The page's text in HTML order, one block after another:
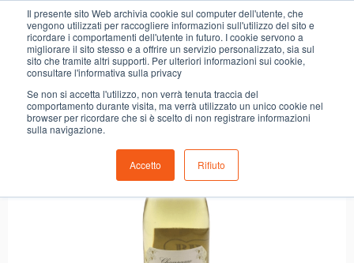
Il presente sito Web archivia cookie sul computer dell'utente, che
vengono utilizzati per raccogliere informazioni sull'utilizzo del sito e
ricordare i comportamenti dell'utente in futuro. I cookie servono a
migliorare il sito stesso e a offrire un servizio personalizzato, sia sul
sito che tramite altri supporti. Per ulteriori informazioni sui cookie,
consultare l'informativa sulla privacy
Se non si accetta l'utilizzo, non verrà tenuta traccia del
comportamento durante visita, ma verrà utilizzato un unico cookie nel
browser per ricordare che si è scelto di non registrare informazioni
sulla navigazione.
Accetto Rifiuto
CHAMPAGNE BRUNO PAILLARD BLANC DE BLANC